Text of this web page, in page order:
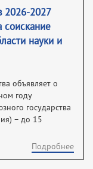
2026-2027
соискание
науки и
объявляет о
году
государства
– до 15
Подробнее